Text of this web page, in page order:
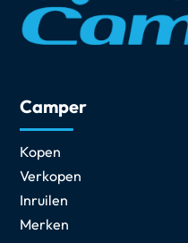
Camper
Kopen
Verkopen
Inruilen
Merken